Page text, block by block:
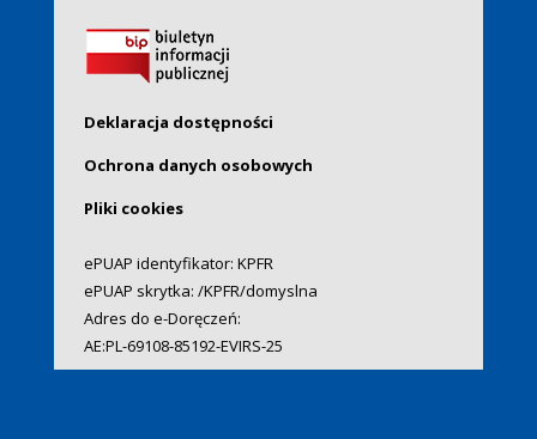
Deklaracja dostępności
Ochrona danych osobowych
Pliki cookies
ePUAP identyfikator: KPFR
ePUAP skrytka: /KPFR/domyslna
Adres do e-Doręczeń:
AE:PL-69108-85192-EVIRS-25